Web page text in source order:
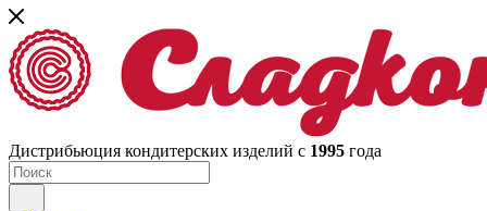
Дистрибьюция кондитерских изделий с 1995 года